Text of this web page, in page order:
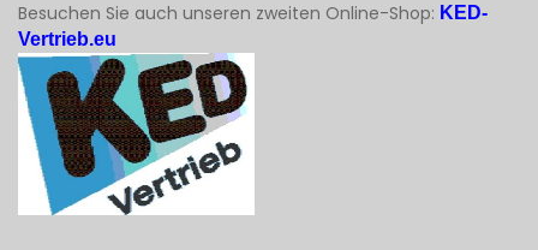
Besuchen Sie auch unseren zweiten Online-Shop: KED-
Vertrieb.eu